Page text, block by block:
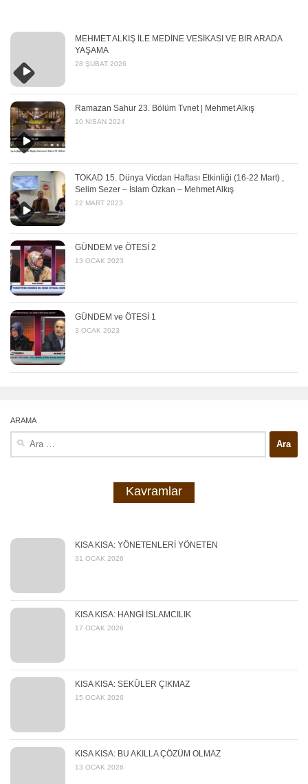
MEHMET ALKIŞ İLE MEDİNE VESİKASI VE BİR ARADA
YAŞAMA
28 ŞUBAT 2026
Ramazan Sahur 23. Bölüm Tvnet | Mehmet Alkış
10 NISAN 2024
TOKAD 15. Dünya Vicdan Haftası Etkinliği (16-22 Mart) ,
Selim Sezer – İslam Özkan – Mehmet Alkış
22 MART 2023
GÜNDEM ve ÖTESİ 2
13 OCAK 2023
GÜNDEM ve ÖTESİ 1
3 OCAK 2023
ARAMA
Kavramlar
KISA KISA: YÖNETENLERİ YÖNETEN
31 OCAK 2026
KISA KISA: HANGİ İSLAMCILIK
17 OCAK 2026
KISA KISA: SEKÜLER ÇIKMAZ
15 OCAK 2026
KISA KISA: BU AKILLA ÇÖZÜM OLMAZ
13 OCAK 2026